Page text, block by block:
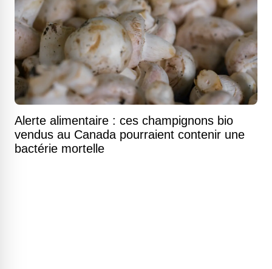
Alerte alimentaire : ces champignons bio
vendus au Canada pourraient contenir une
bactérie mortelle